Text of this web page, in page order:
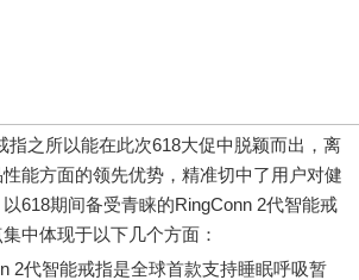
之所以能在此次618大促中脱颖而出，离
能方面的领先优势，精准切中了用户对健
618期间备受青睐的RingConn 2代智能戒
中体现于以下几个方面：
代智能戒指是全球首款支持睡眠呼吸暂